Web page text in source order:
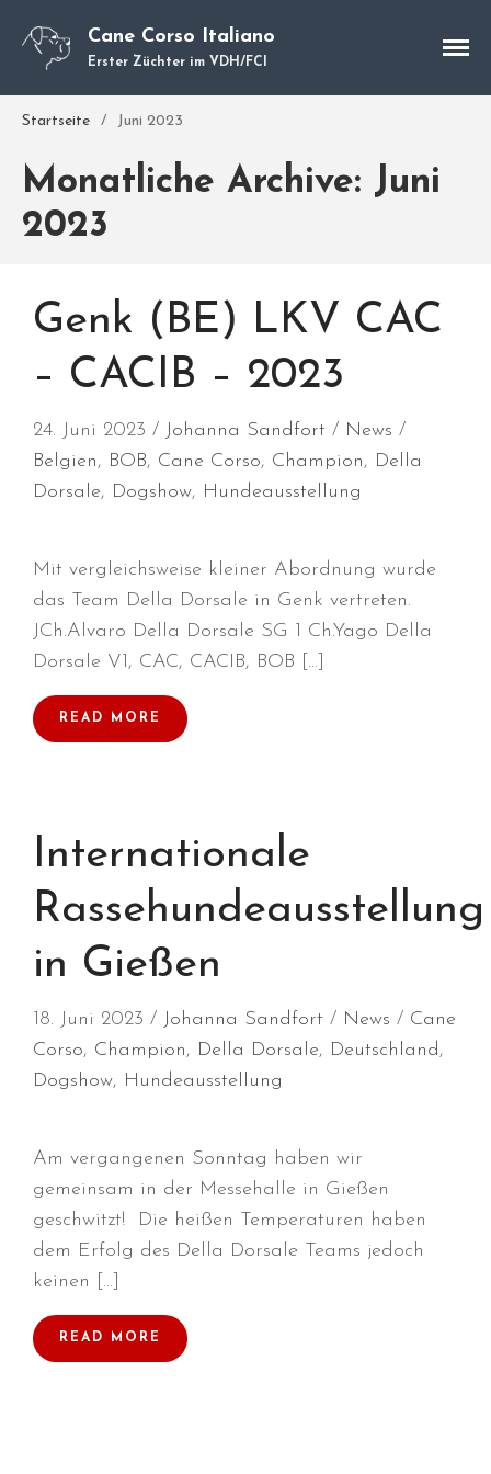
Cane Corso
Welpen
Würfe
Hundevermittlung
Kontakt
Blog
in Hallbergmoos (D)!
Voller Erfolg in Arnhem (NL)!
Juni 2026
Mai 2026
Oktober 2025
Cane Corso Italiano
Erster Züchter im VDH/FCI
Startseite / Juni 2023
Monatliche Archive: Juni
2023
Genk (BE) LKV CAC
– CACIB – 2023
24. Juni 2023 Johanna Sandfort
News
Belgien, BOB, Cane Corso, Champion, Della
Dorsale, Dogshow, Hundeausstellung
Mit vergleichsweise kleiner Abordnung wurde
das Team Della Dorsale in Genk vertreten.
JCh.Alvaro Della Dorsale SG 1 Ch.Yago Della
Dorsale V1, CAC, CACIB, BOB […]
READ MORE
Internationale
Rassehundeausstellung
in Gießen
18. Juni 2023 Johanna Sandfort News
Cane
Corso, Champion, Della Dorsale, Deutschland,
Dogshow, Hundeausstellung
Am vergangenen Sonntag haben wir
gemeinsam in der Messehalle in Gießen
geschwitzt! Die heißen Temperaturen haben
dem Erfolg des Della Dorsale Teams jedoch
keinen […]
READ MORE